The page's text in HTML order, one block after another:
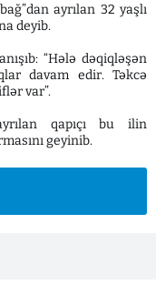
ayrılan 32 yaşlı
deyib.
“Hələ dəqiqləşən
davam edir. Təkcə
var”.
qapıçı bu ilin
geyinib.